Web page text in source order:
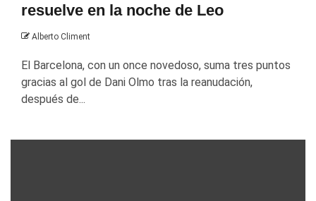
resuelve en la noche de Leo
Alberto Climent
El Barcelona, con un once novedoso, suma tres puntos
gracias al gol de Dani Olmo tras la reanudación,
después de...